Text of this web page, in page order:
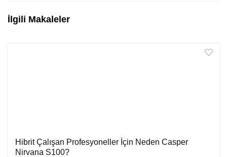
İlgili Makaleler
Hibrit Çalışan Profesyoneller İçin Neden Casper
Nirvana S100?